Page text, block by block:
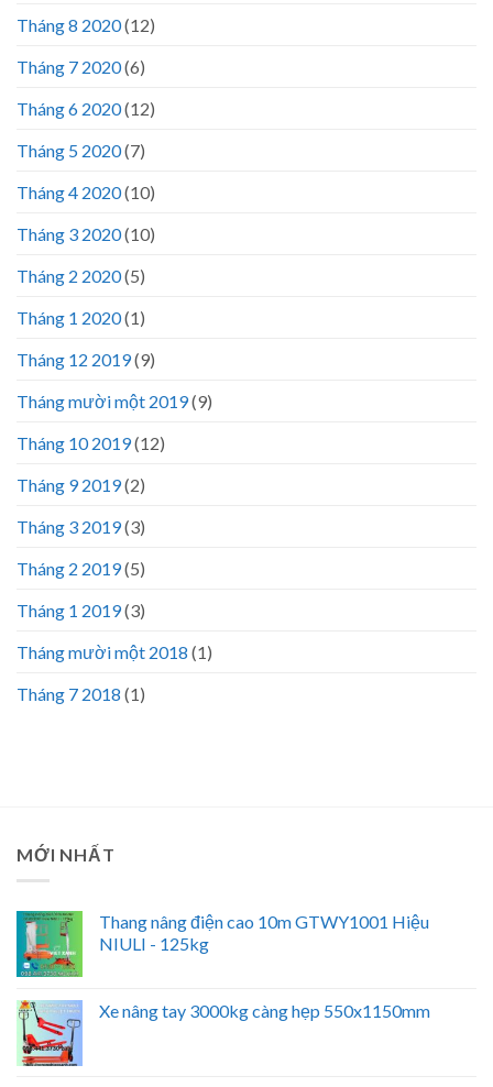
Tháng 8 2020(12)
Tháng 7 2020(6)
Tháng 6 2020(12)
Tháng 5 2020(7)
Tháng 4 2020(10)
Tháng 3 2020(10)
Tháng 2 2020(5)
Tháng 1 2020(1)
Tháng 12 2019(9)
Tháng mười một 2019(9)
Tháng 10 2019(12)
Tháng 9 2019(2)
Tháng 3 2019(3)
Tháng 2 2019(5)
Tháng 1 2019(3)
Tháng mười một 2018 (1)
Tháng 7 2018 (1)
MỚI NHẤT
Thang nâng điện cao 10m GTWY1001 Hiệu
NIULI - 125kg
Xe nâng tay 3000kg càng hẹp 550x1150mm